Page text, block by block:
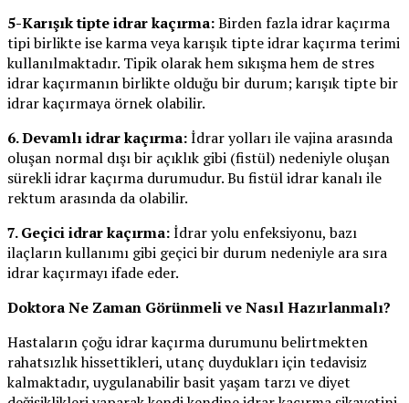
5-Karışık tipte idrar kaçırma:Birden fazla idrar kaçırma
tipi birlikte ise karma veya karışık tipte idrar kaçırma terimi
kullanılmaktadır. Tipik olarak hem sıkışma hem de stres
idrar kaçırmanın birlikte olduğu bir durum; karışık tipte bir
idrar kaçırmaya örnek olabilir.
6. Devamlı idrar kaçırma:İdrar yolları ile vajina arasında
oluşan normal dışı bir açıklık gibi (fistül) nedeniyle oluşan
sürekli idrar kaçırma durumudur. Bu fistül idrar kanalı ile
rektum arasında da olabilir.
7. Geçici idrar kaçırma:İdrar yolu enfeksiyonu, bazı
ilaçların kullanımı gibi geçici bir durum nedeniyle ara sıra
idrar kaçırmayı ifade eder.
Doktora Ne Zaman Görünmeli ve Nasıl Hazırlanmalı?
Hastaların çoğu idrar kaçırma durumunu belirtmekten
rahatsızlık hissettikleri, utanç duydukları için tedavisiz
kalmaktadır, uygulanabilir basit yaşam tarzı ve diyet